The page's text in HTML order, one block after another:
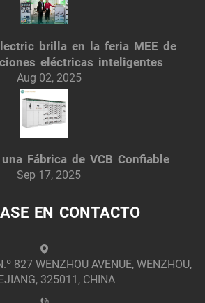
brilla en la feria MEE de
eléctricas inteligentes
Aug 02, 2025
Fábrica de VCB Confiable
Sep 17, 2025
EN CONTACTO
827 WENZHOU AVENUE, WENZHOU,
325011, CHINA